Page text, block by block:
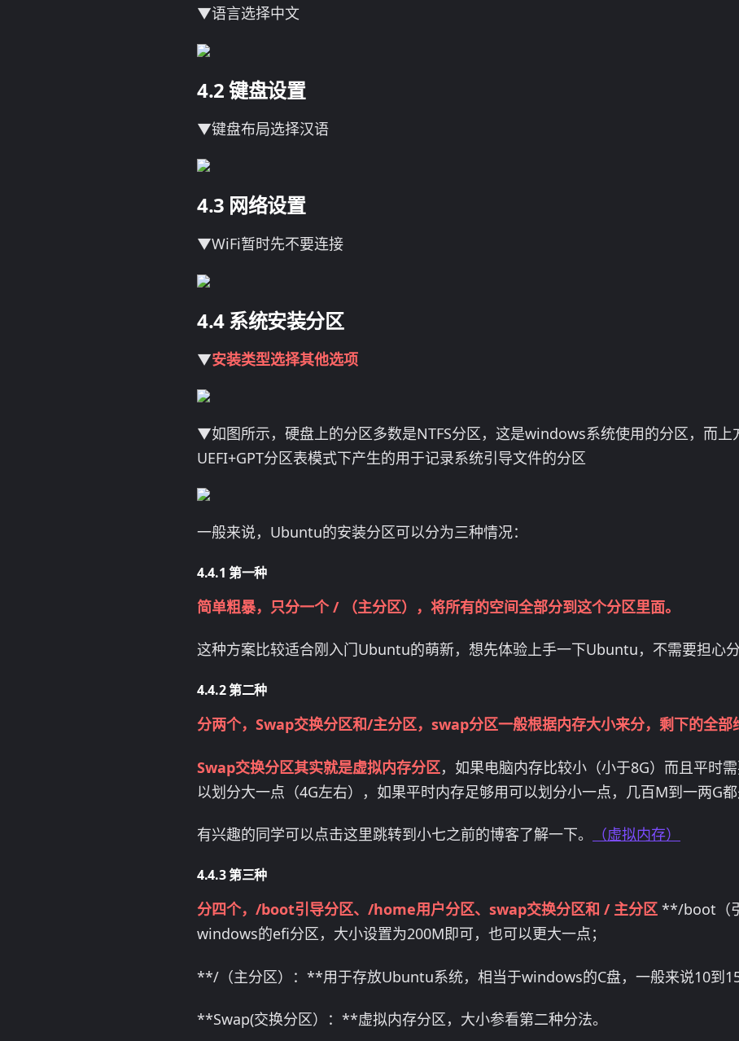
▼语言选择中文
键盘设置
▼键盘布局选择汉语
网络设置
▼WiFi暂时先不要连接
系统安装分区
▼安装类型选择其他选项
▼如图所示，硬盘上的分区多数是NTFS分区，这是windows系统使用的分区，而上
UEFI+GPT分区表模式下产生的用于记录系统引导文件的分区
一般来说，Ubuntu的安装分区可以分为三种情况：
第一种
简单粗暴，只分一个 / （主分区），将所有的空间全部分到这个分区里面。
这种方案比较适合刚入门Ubuntu的萌新，想先体验上手一下Ubuntu，不需要担心分
第二种
分两个，Swap交换分区和/主分区，swap分区一般根据内存大小来分，剩下的全部
Swap交换分区其实就是虚拟内存分区，如果电脑内存比较小（小于8G）而且平时
以划分大一点（4G左右），如果平时内存足够用可以划分小一点，几百M到一两G都
有兴趣的同学可以点击这里跳转到小七之前的博客了解一下。 （虚拟内存）
第三种
分四个，/boot引导分区、/home用户分区、swap交换分区和 / 主分区 **/boot（
windows的efi分区，大小设置为200M即可，也可以更大一点；
**/（主分区）：**用于存放Ubuntu系统，相当于windows的C盘，一般来说10到
**Swap(交换分区）：**虚拟内存分区，大小参看第二种分法。